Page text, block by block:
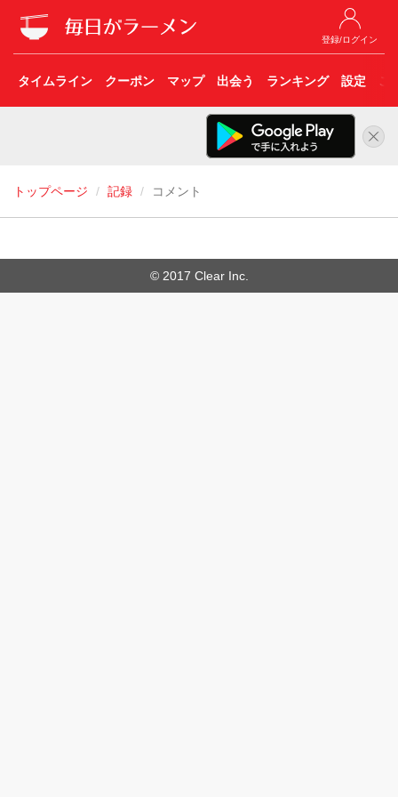
登録/ログイン
タイムライン クーポン マップ 出会う ランキング 設定 こ
トップページ 記録 コメント
© 2017 Clear Inc.